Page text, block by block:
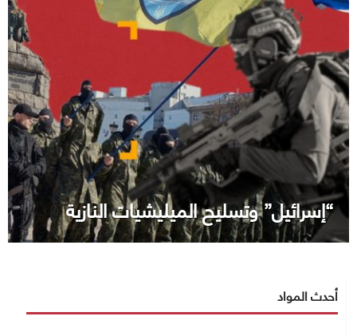
“إسرائيل” وتسليح الميليشيات النازية
أحدث المواد